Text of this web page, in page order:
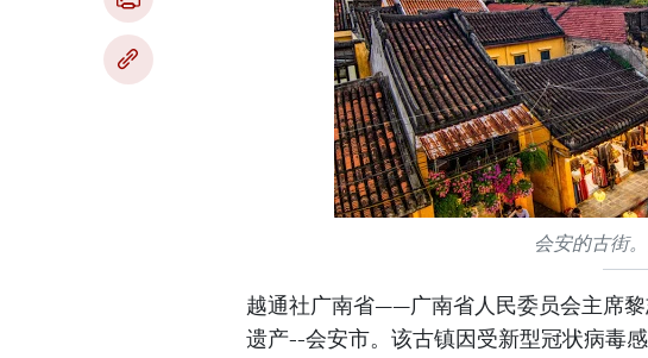
会安的古街
越通社广南省——广南省人民委员会主席
遗产--会安市。该古镇因受新型冠状病毒